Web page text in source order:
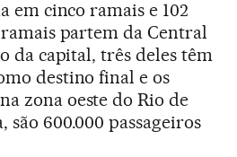
cinco ramais e 102
ramais partem da Central
da capital, três deles têm
destino final e os
zona oeste do Rio de
600.000 passageiros